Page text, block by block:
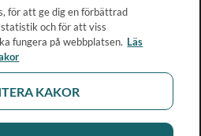
för att ge dig en förbättrad
och för att viss
fungera på webbplatsen. Läs
KAKOR